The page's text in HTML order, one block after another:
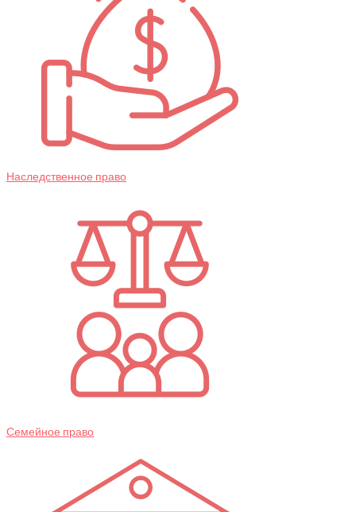
Наследственное право
Семейное право